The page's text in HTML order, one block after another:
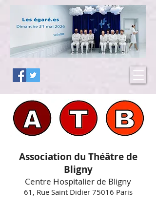
Association du Théâtre de
Bligny
Centre Hospitalier de Bligny
61, Rue Saint Didier 75016 Paris